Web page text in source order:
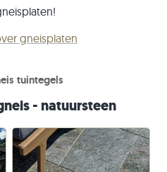
gneisplaten
tuintegels
- natuursteen